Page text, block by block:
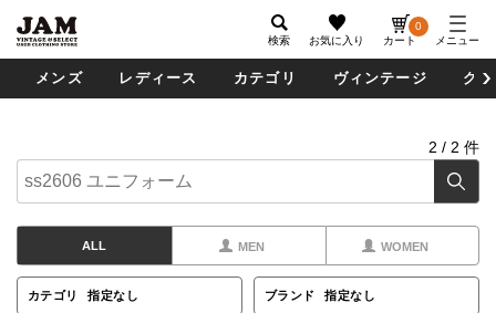
検索 お気に入り カート
0
メニュー
メンズ レディース カテゴリ ヴィンテージ グ
2 / 2 件
ALL MEN WOMEN
カテゴリ 指定なし ブランド 指定なし